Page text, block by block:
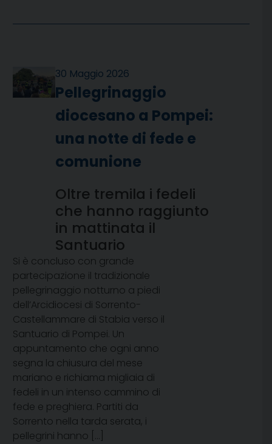
30 Maggio 2026
Pellegrinaggio
diocesano a Pompei:
una notte di fede e
comunione
Oltre tremila i fedeli
che hanno raggiunto
in mattinata il
Santuario
Si è concluso con grande
partecipazione il tradizionale
pellegrinaggio notturno a piedi
dell’Arcidiocesi di Sorrento-
Castellammare di Stabia verso il
Santuario di Pompei. Un
appuntamento che ogni anno
segna la chiusura del mese
mariano e richiama migliaia di
fedeli in un intenso cammino di
fede e preghiera. Partiti da
Sorrento nella tarda serata, i
pellegrini hanno […]